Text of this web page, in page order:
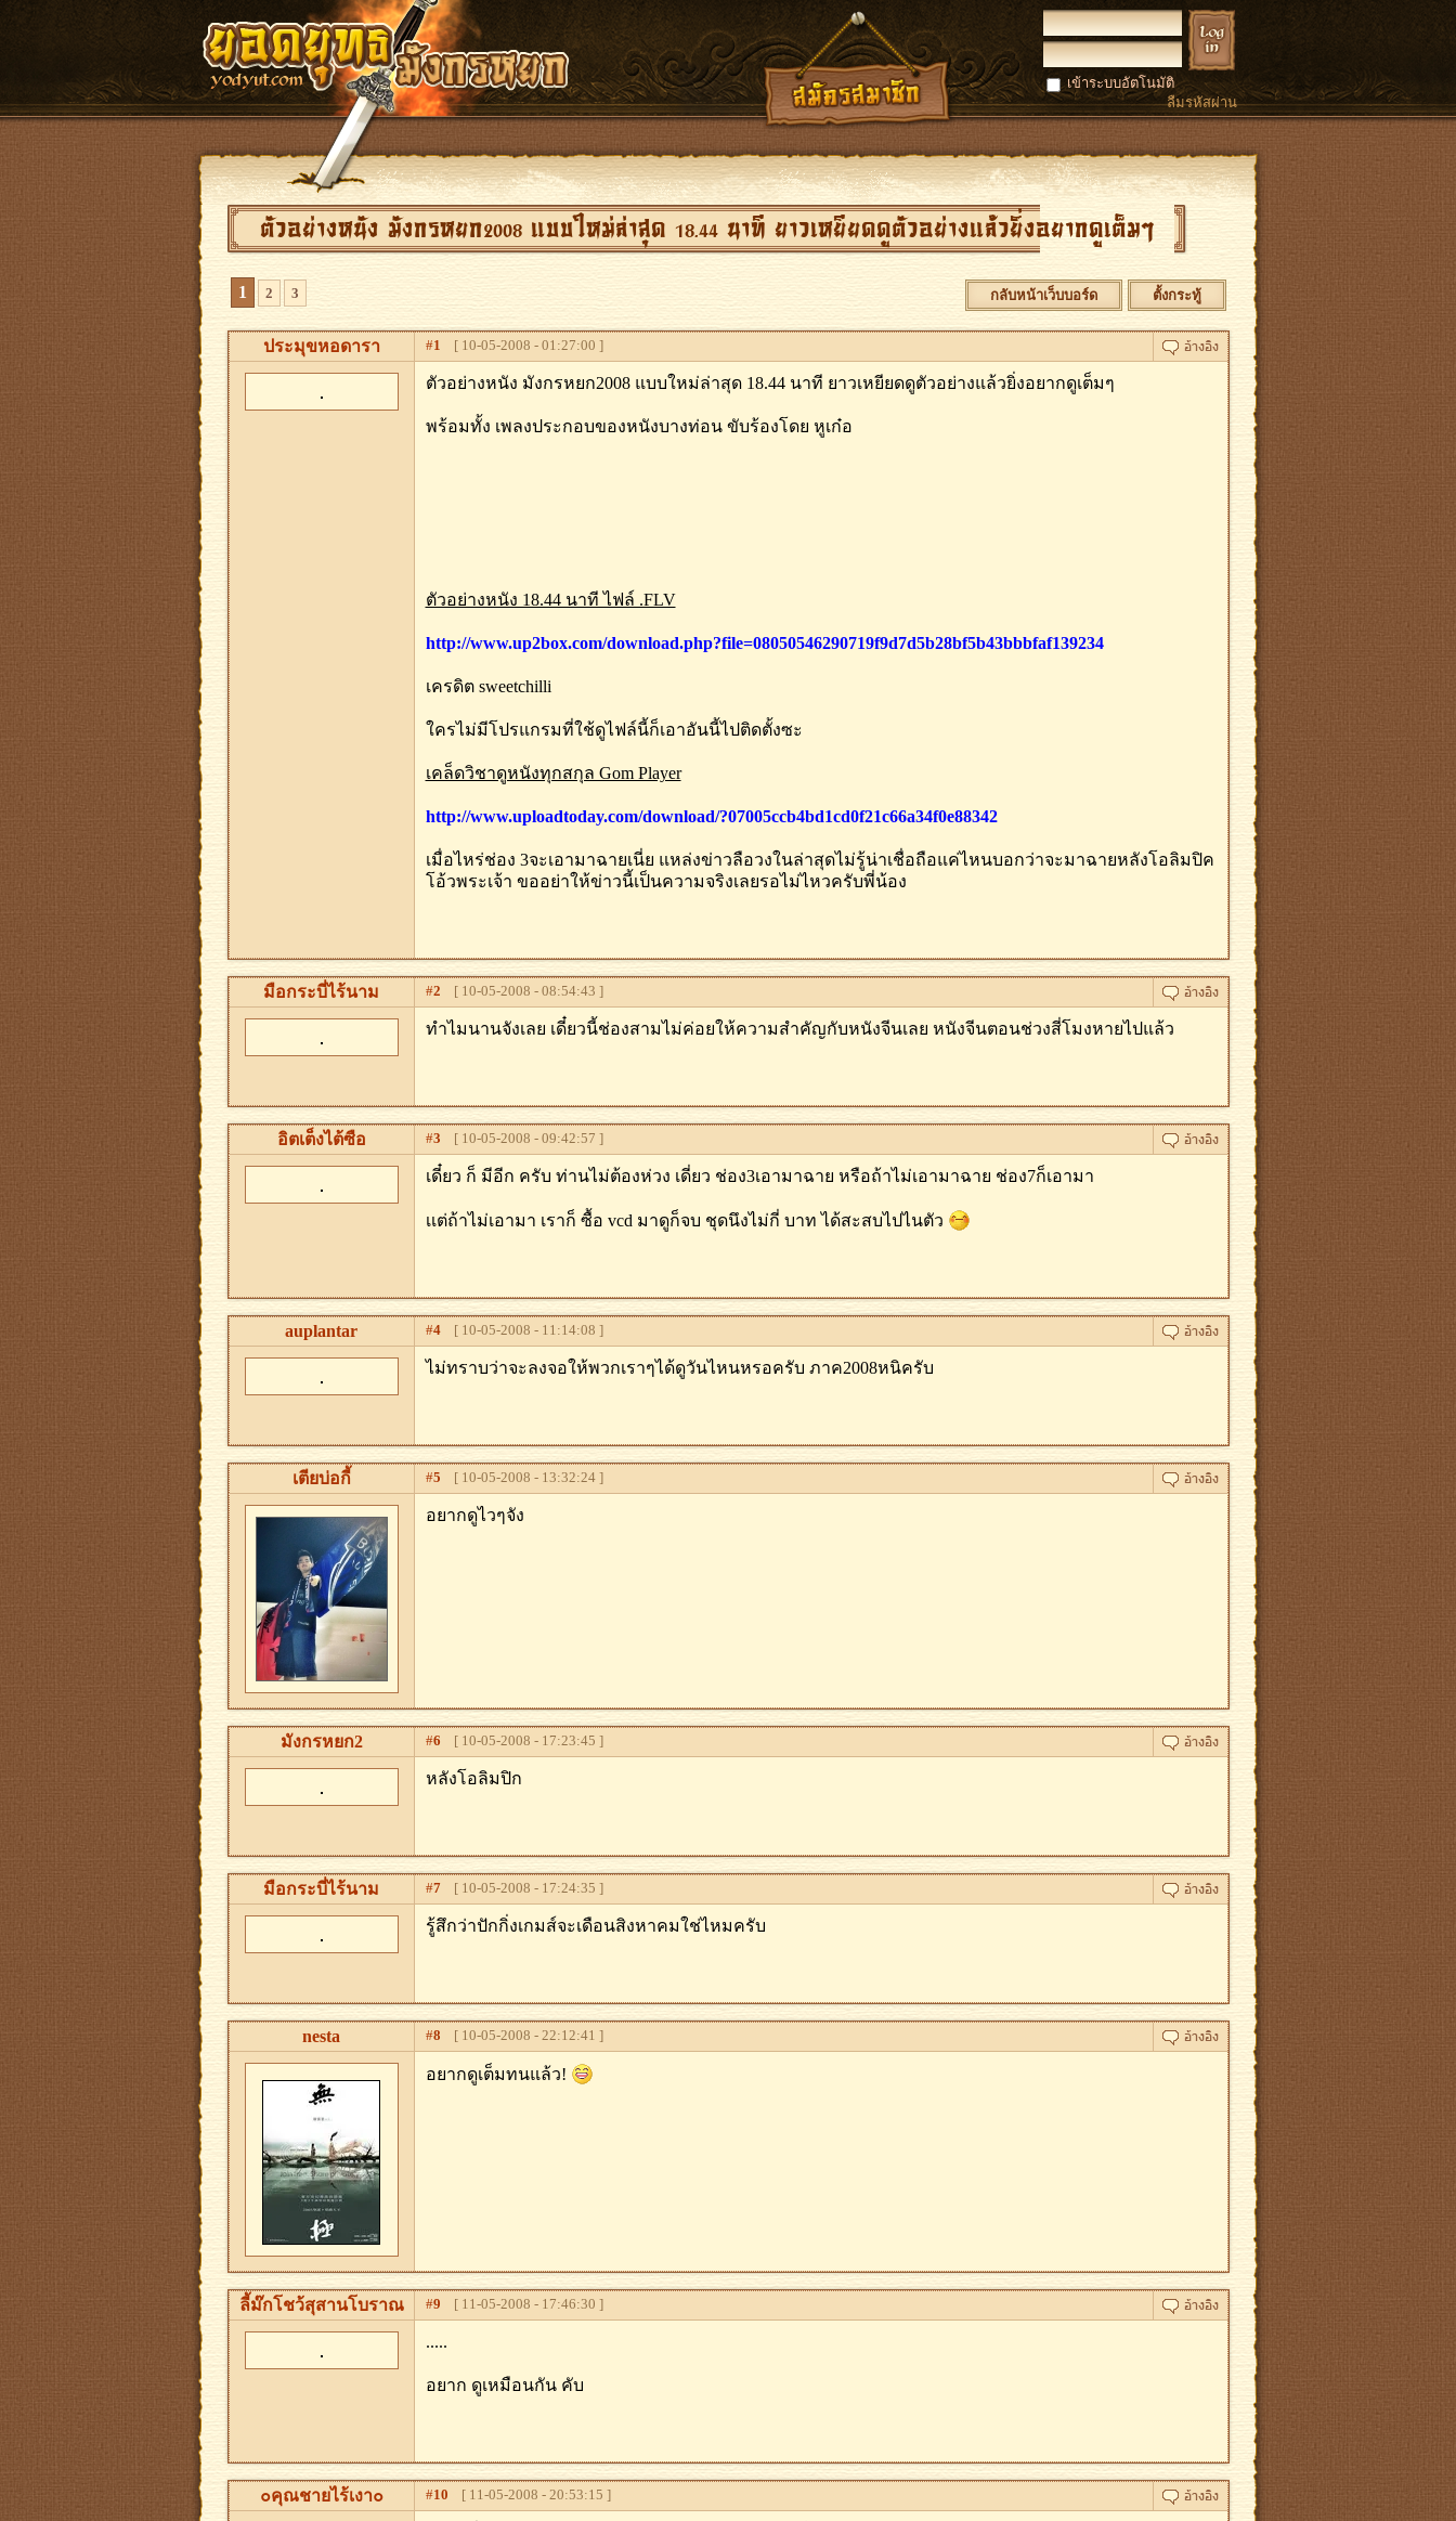
เข้าระบบอัตโนมัติ
ลืมรหัสผ่าน
ตัวอย่างหนัง มังกรหยก2008 แบบใหม่ล่าสุด 18.44 นาที ยาวเหยียดดูตัวอย่างแล้วยิ่งอยากดูเต็มๆ
1 2 3 กลับหน้าเว็บบอร์ด ตั้งกระทู้
ประมุขหอดารา #1 [ 10-05-2008 - 01:27:00 ]
ตัวอย่างหนัง มังกรหยก2008 แบบใหม่ล่าสุด 18.44 นาที ยาวเหยียดดูตัวอย่างแล้วยิ่งอยากดูเต็มๆ
พร้อมทั้ง เพลงประกอบของหนังบางท่อน ขับร้องโดย หูเก๋อ
ตัวอย่างหนัง 18.44 นาที ไฟล์ .FLV
http://www.up2box.com/download.php?file=08050546290719f9d7d5b28bf5b43bbbfaf139234
เครดิต sweetchilli
ใครไม่มีโปรแกรมที่ใช้ดูไฟล์นี้ก็เอาอันนี้ไปติดตั้งซะ
เคล็ดวิชาดูหนังทุกสกุล Gom Player
http://www.uploadtoday.com/download/?07005ccb4bd1cd0f21c66a34f0e88342
เมื่อไหร่ช่อง 3จะเอามาฉายเนี่ย แหล่งข่าวลือวงในล่าสุดไม่รู้น่าเชื่อถือแค่ไหนบอกว่าจะมาฉายหลังโอลิมปิค
โอ้วพระเจ้า ขออย่าให้ข่าวนี้เป็นความจริงเลยรอไม่ไหวครับพี่น้อง
มือกระบี่ไร้นาม #2 [ 10-05-2008 - 08:54:43 ]
ทำไมนานจังเลย เดี๋ยวนี้ช่องสามไม่ค่อยให้ความสำคัญกับหนังจีนเลย หนังจีนตอนช่วงสี่โมงหายไปแล้ว
อิตเต็งไต้ซือ #3 [ 10-05-2008 - 09:42:57 ]
เดี๋ยว ก็ มีอีก ครับ ท่านไม่ต้องห่วง เดี่ยว ช่อง3เอามาฉาย หรือถ้าไม่เอามาฉาย ช่อง7ก็เอามา
เเต่ถ้าไม่เอามา เราก็ ซื้อ vcd มาดูก็จบ ชุดนึงไม่กี่ บาท ได้สะสบไปไนตัว
auplantar #4[ 10-05-2008 - 11:14:08 ]
ไม่ทราบว่าจะลงจอให้พวกเราๆได้ดูวันไหนหรอครับ ภาค2008หนิครับ
เตียบ่อกี้ #5 [ 10-05-2008 - 13:32:24 ]
อยากดูไวๆจัง
มังกรหยก2 #6 [ 10-05-2008 - 17:23:45 ]
หลังโอลิมปิก
มือกระบี่ไร้นาม #7[ 10-05-2008 - 17:24:35 ]
รู้สึกว่าปักกิ่งเกมส์จะเดือนสิงหาคมใช่ไหมครับ
nesta #8 [ 10-05-2008 - 22:12:41 ]
อยากดูเต็มทนแล้ว!
ลี้ม๊กโชว้สุสานโบราณ #9 [ 11-05-2008 - 17:46:30 ]
.....
อยาก ดูเหมือนกัน คับ
๐คุณชายไร้เงา๐ #10 [ 11-05-2008 - 20:53:15 ]